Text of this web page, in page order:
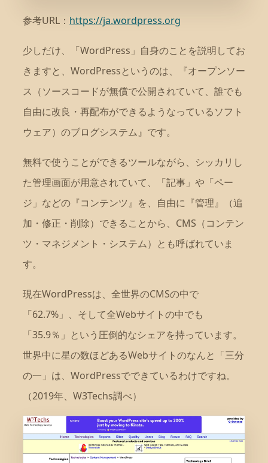
参考URL： https://ja.wordpress.org
少しだけ、「WordPress」自身のことを説明してお
きますと、WordPressというのは、『オープンソー
ス（ソースコードが無償で公開されていて、誰でも
自由に改良・再配布ができるようなっているソフト
ウェア）のブログシステム』です。
無料で使うことができるツールながら、シッカリし
た管理画面が用意されていて、「記事」や「ペー
ジ」などの『コンテンツ』を、自由に『管理』（追
加・修正・削除）できることから、CMS（コンテン
ツ・マネジメント・システム）とも呼ばれていま
す。
現在WordPressは、全世界のCMSの中で
「62.7%」、そして全Webサイトの中でも
「35.9％」という圧倒的なシェアを持っています。
世界中に星の数ほどあるWebサイトのなんと「三分
の一」は、WordPressでできているわけですね。
（2019年、W3Techs調べ）